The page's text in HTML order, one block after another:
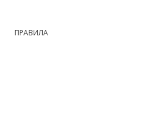
ПРАВИЛА